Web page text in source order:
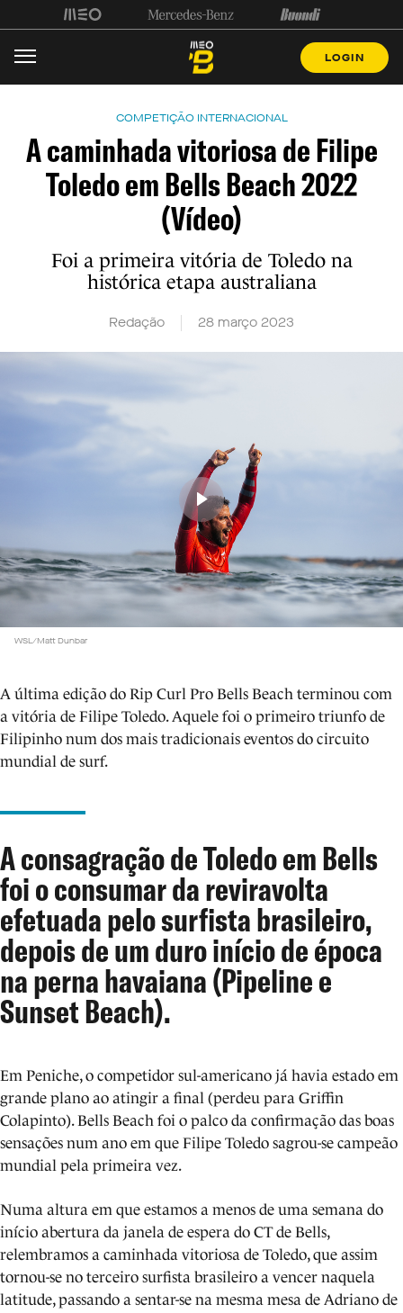
LOGIN
COMPETIÇÃO INTERNACIONAL
A caminhada vitoriosa de Filipe
Toledo em Bells Beach 2022
(Vídeo)
Foi a primeira vitória de Toledo na
histórica etapa australiana
Redação 28 março 2023
WSL/Matt Dunbar
A última edição do Rip Curl Pro Bells Beach terminou com
a vitória de Filipe Toledo. Aquele foi o primeiro triunfo de
Filipinho num dos mais tradicionais eventos do circuito
mundial de surf.
A consagração de Toledo em Bells
foi o consumar da reviravolta
efetuada pelo surfista brasileiro,
depois de um duro início de época
na perna havaiana (Pipeline e
Sunset Beach).
Em Peniche, o competidor sul-americano já havia estado em
grande plano ao atingir a final (perdeu para Griffin
Colapinto). Bells Beach foi o palco da confirmação das boas
sensações num ano em que Filipe Toledo sagrou-se campeão
mundial pela primeira vez.
Numa altura em que estamos a menos de uma semana do
início abertura da janela de espera do CT de Bells,
relembramos a caminhada vitoriosa de Toledo, que assim
tornou-se no terceiro surfista brasileiro a vencer naquela
latitude, passando a sentar-se na mesma mesa de Adriano de